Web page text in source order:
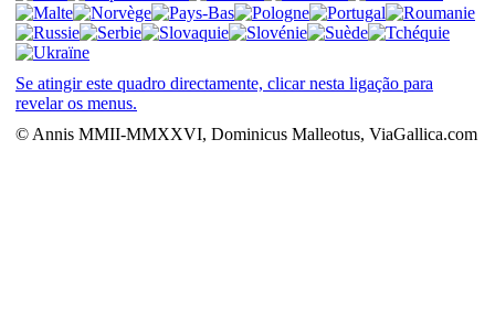
Se atingir este quadro directamente, clicar nesta ligação para
revelar os menus.
© Annis MMII-MMXXVI, Dominicus Malleotus, ViaGallica.com